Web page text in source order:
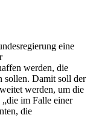
eine
werden, die
sollen. Damit soll der
werden, um die
im Falle einer
die